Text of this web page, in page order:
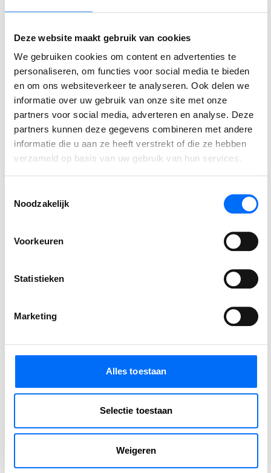
Deze website maakt gebruik van cookies
We gebruiken cookies om content en advertenties te
personaliseren, om functies voor social media te bieden
en om ons websiteverkeer te analyseren. Ook delen we
informatie over uw gebruik van onze site met onze
partners voor social media, adverteren en analyse. Deze
partners kunnen deze gegevens combineren met andere
informatie die u aan ze heeft verstrekt of die ze hebben
verzameld op basis van uw gebruik van hun services.
Noodzakelijk
Voorkeuren
Statistieken
Marketing
Alles toestaan
Selectie toestaan
Weigeren
Gerelateerde berichten
Podcast
SucceedIT Academy: hoe blijft kennis scherp
de keuzes en de resultaten van deze strategische stap naar
Ervaar zelf de kracht van
Business Central
Ontdek zelf hoe je processen stroomlijnt, sneller